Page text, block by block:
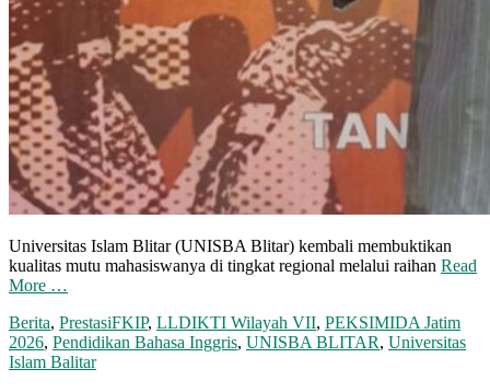
Universitas Islam Blitar (UNISBA Blitar) kembali membuktikan
kualitas mutu mahasiswanya di tingkat regional melalui raihan Read
More …
Berita, PrestasiFKIP, LLDIKTI Wilayah VII, PEKSIMIDA Jatim
2026, Pendidikan Bahasa Inggris, UNISBA BLITAR, Universitas
Islam Balitar